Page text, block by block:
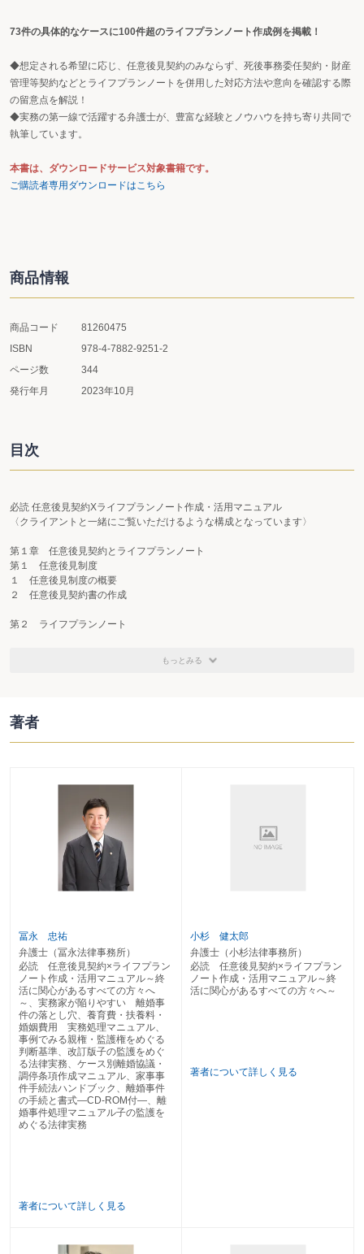
73件の具体的なケースに100件超のライフプランノート作成例を掲載！
◆想定される希望に応じ、任意後見契約のみならず、死後事務委任契約・財産
管理等契約などとライフプランノートを併用した対応方法や意向を確認する際
の留意点を解説！
◆実務の第一線で活躍する弁護士が、豊富な経験とノウハウを持ち寄り共同で
執筆しています。
本書は、ダウンロードサービス対象書籍です。
ご購読者専用ダウンロードはこちら
商品情報
商品コード
81260475
ISBN
978-4-7882-9251-2
ページ数
344
発行年月
2023年10月
目次
必読 任意後見契約Xライフプランノート作成・活用マニュアル
〈クライアントと一緒にご覧いただけるような構成となっています〉
第１章 任意後見契約とライフプランノート
第１ 任意後見制度
１ 任意後見制度の概要
２ 任意後見契約書の作成
第２ ライフプランノート
３ 任意後見契約とライフプランノートの関係に関する条項
第２章 ライフプランノート作成時の検討事項と文例
第１ 日常生活のサポート
〔２〕 生活費不足時の対応
〔３〕 趣味・嗜好に関する対応
〔４〕 自動車等の運転に関する対応
２ 生活上の諸手続
〔５〕 郵便物・メール等の対応
〔６〕 パソコン・スマホ等の契約の見直し
〔７〕 印鑑や証書類等の保管
〔８〕 火災保険の取扱い
第２ 医療・介護サービスの利用
１ 医療サービスの利用
〔10〕 受診・通院に関する判断
〔11〕 治療方針に関する判断
〔12〕 入院に関する判断
〔13〕 療養に関する判断
〔14〕 退院に関する判断
〔15〕 経管栄養措置に関する判断
〔16〕 終末期医療に関する判断
〔17〕 尊厳死の対応
〔18〕 臓器提供の対応
２ 介護サービスの利用
〔19〕 介護予防サービスの利用
〔20〕 在宅生活の継続
もっとみる
著者
冨永 忠祐
弁護士（冨永法律事務所）
必読 任意後見契約×ライフプラン
ノート作成・活用マニュアル～終
活に関心があるすべての方々へ
～、実務家が陥りやすい 離婚事
件の落とし穴、養育費・扶養料・
婚姻費用 実務処理マニュアル、
事例でみる親権・監護権をめぐる
判断基準、改訂版子の監護をめぐ
る法律実務、ケース別離婚協議・
調停条項作成マニュアル、家事事
件手続法ハンドブック、離婚事件
の手続と書式―CD-ROM付―、離
婚事件処理マニュアル子の監護を
めぐる法律実務
著者について詳しく見る
小杉 健太郎
弁護士（小杉法律事務所）
必読 任意後見契約×ライフプラン
ノート作成・活用マニュアル～終
活に関心があるすべての方々へ～
著者について詳しく見る